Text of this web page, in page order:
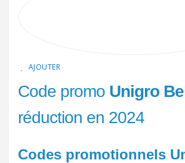
AJOUTER
Code promo Unigro
réduction en 2024
Codes promotionnels